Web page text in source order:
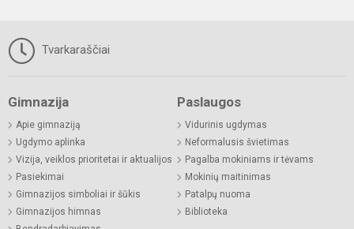
Tvarkaraščiai
Gimnazija
Apie gimnaziją
Ugdymo aplinka
Vizija, veiklos prioritetai ir aktualijos
Pasiekimai
Gimnazijos simboliai ir šūkis
Gimnazijos himnas
Paslaugos
Vidurinis ugdymas
Neformalusis švietimas
Pagalba mokiniams ir tėvams
Mokinių maitinimas
Patalpų nuoma
Biblioteka